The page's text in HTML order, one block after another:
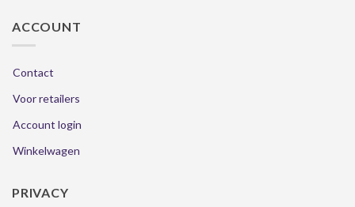
ACCOUNT
Contact
Voor retailers
Account login
Winkelwagen
PRIVACY